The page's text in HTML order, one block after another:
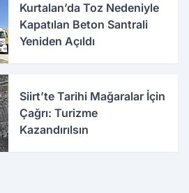
Kurtalan’da Toz Nedeniyle
Kapatılan Beton Santrali
Yeniden Açıldı
Siirt’te Tarihi Mağaralar İçin
Çağrı: Turizme
Kazandırılsın